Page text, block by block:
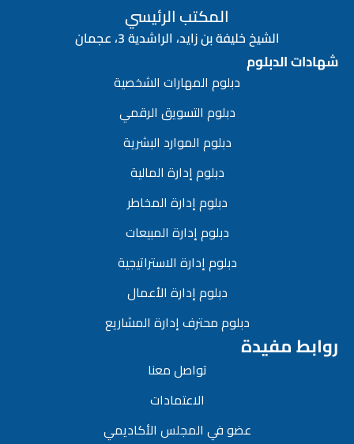
روابط مفيدة
تواصل معنا
الاعتمادات
عضو في المجلس الأكاديمي
شهادات الدبلوم
دبلوم المهارات الشخصية
دبلوم التسويق الرقمي
دبلوم الموارد البشرية
دبلوم إدارة المالية
دبلوم إدارة المخاطر
دبلوم إدارة المبيعات
دبلوم إدارة الاستراتيجية
دبلوم إدارة الأعمال
دبلوم محترف إدارة المشاريع
المكتب الرئيسي
الشيخ خليفة بن زايد، الراشدية 3، عجمان